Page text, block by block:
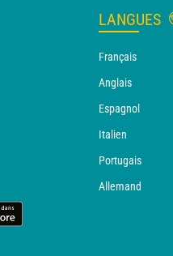
LANGUES
Français
Anglais
Espagnol
Italien
Portugais
Allemand